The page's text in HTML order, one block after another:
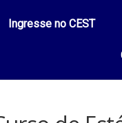
Ingresse no CEST